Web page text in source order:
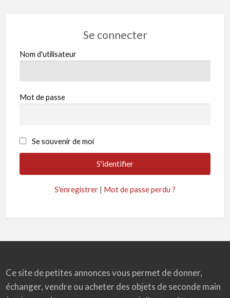
Se connecter
Nom d'utilisateur
Mot de passe
Se souvenir de moi
S'enregistrer | Mot de passe perdu ?
Ce site de petites annonces vous permet de donner,
échanger, vendre ou acheter des objets de seconde main